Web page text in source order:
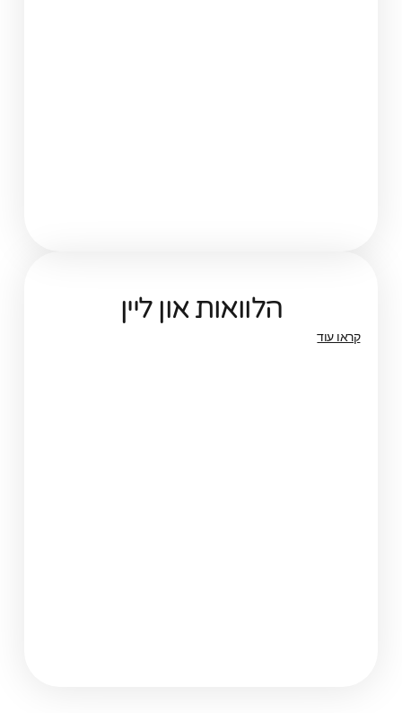
הלוואות און ליין
קראו עוד